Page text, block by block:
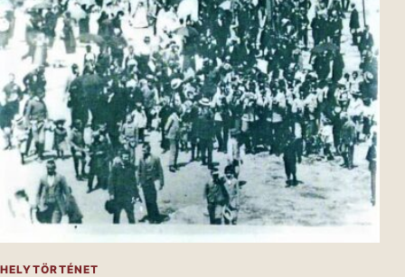
HELYTÖRTÉNET